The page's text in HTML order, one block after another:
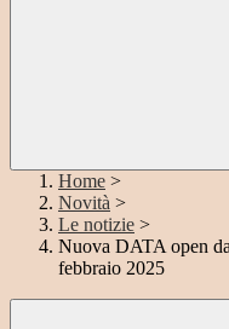
Home >
Novità >
Le notizie >
Nuova DATA open
febbraio 2025